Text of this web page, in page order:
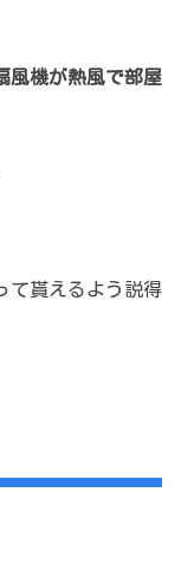
風機が熱風で部屋
て貰えるよう説得